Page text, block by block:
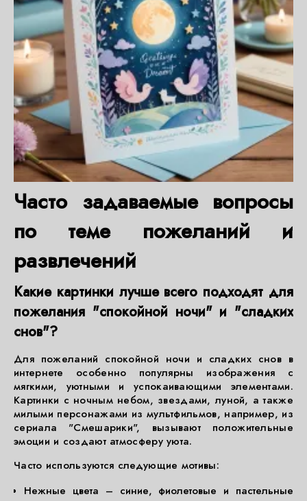
Часто задаваемые вопросы
по теме пожеланий и
развлечений
Какие картинки лучше всего подходят для
пожелания "спокойной ночи" и "сладких
снов"?
Для пожеланий спокойной ночи и сладких снов в
интернете особенно популярны изображения с
мягкими, уютными и успокаивающими элементами.
Картинки с ночным небом, звездами, луной, а также
милыми персонажами из мультфильмов, например, из
сериала "Смешарики", вызывают положительные
эмоции и создают атмосферу уюта.
Часто используются следующие мотивы:
Нежные цвета – синие, фиолетовые и пастельные